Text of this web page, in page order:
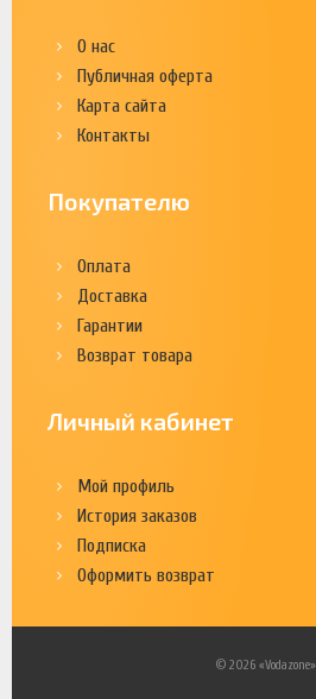
О нас
Публичная оферта
Карта сайта
Контакты
Покупателю
Оплата
Доставка
Гарантии
Возврат товара
Личный кабинет
Мой профиль
История заказов
Подписка
Оформить возврат
© 2026 «Vodazone»